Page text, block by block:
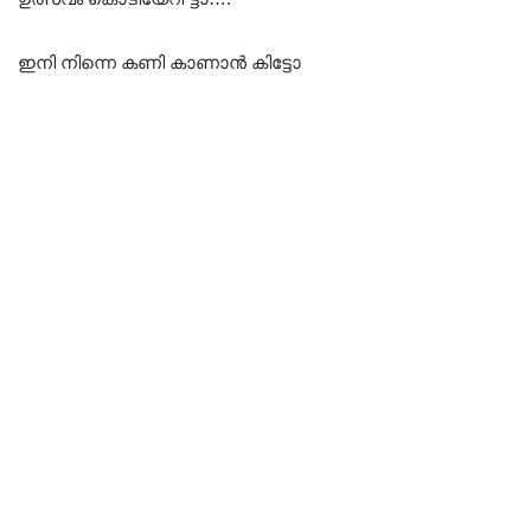
ഇനി നിന്നെ കണി കാണാൻ കിട്ടോ